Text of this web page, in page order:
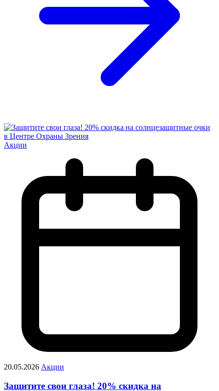
Акции
20.05.2026 Акции
Защитите свои глаза! 20% скидка на